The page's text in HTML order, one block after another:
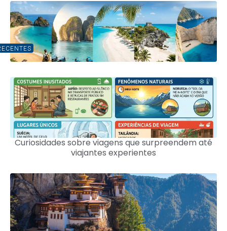
Curiosidades sobre viagens que surpreendem até
viajantes experientes